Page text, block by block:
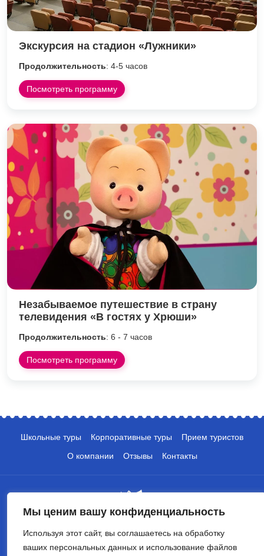
Мы ценим вашу конфиденциальность
Используя этот сайт, вы соглашаетесь на обработку
ваших персональных данных и использование файлов
Экскурсия на стадион «Лужники»
Продолжительность: 4-5 часов
Посмотреть программу
Незабываемое путешествие в страну
телевидения «В гостях у Хрюши»
Продолжительность: 6 - 7 часов
Посмотреть программу
Школьные туры Корпоративные туры
Прием туристов
О компании
Отзывы Контакты
+7 (495) 135-10-05